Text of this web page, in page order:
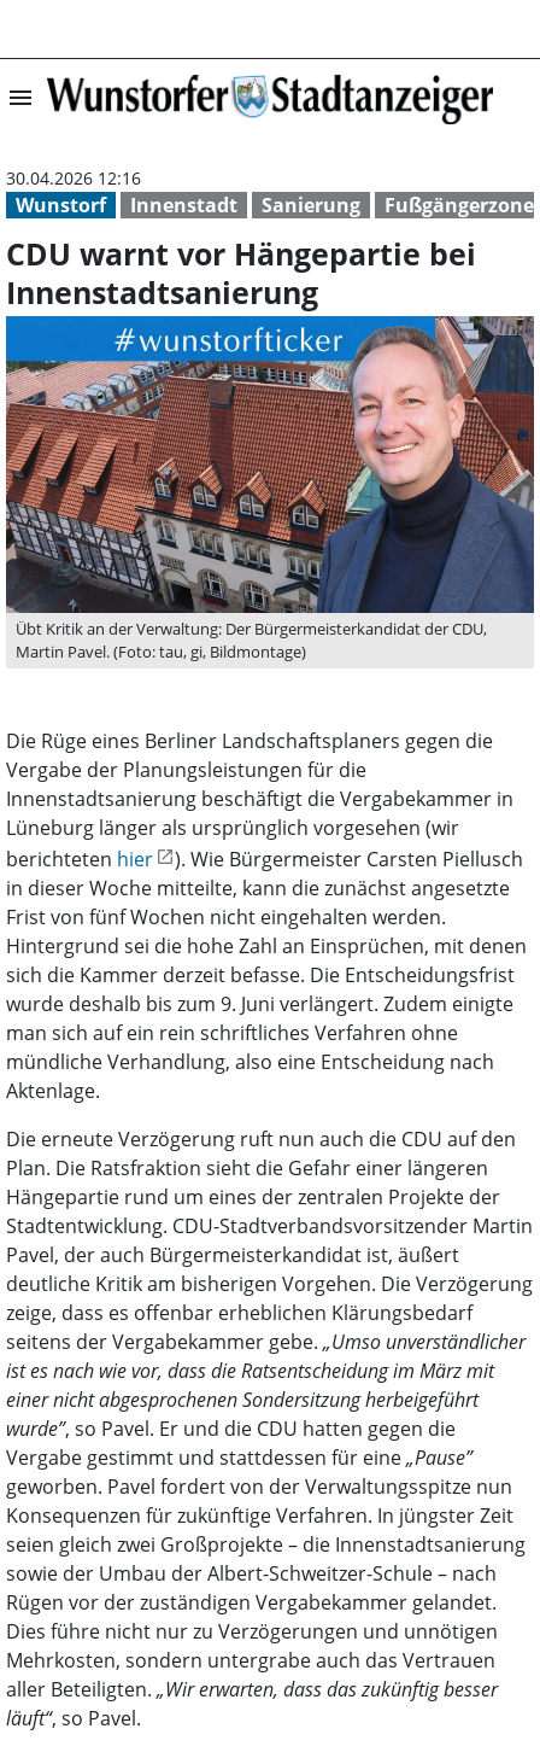
menu CDU warnt vor
Wunstorf Innenstadt Sanierung Fußgängerzone
30.04.2026 12:16
CDU warnt vor Hängepartie bei
Innenstadtsanierung
Übt Kritik an der Verwaltung: Der Bürgermeisterkandidat der CDU,
Martin Pavel. (Foto: tau, gi, Bildmontage)
Die Rüge eines Berliner Landschaftsplaners gegen die
Vergabe der Planungsleistungen für die
Innenstadtsanierung beschäftigt die Vergabekammer in
Lüneburg länger als ursprünglich vorgesehen (wir
berichteten hier
). Wie Bürgermeister Carsten Piellusch
in dieser Woche mitteilte, kann die zunächst angesetzte
Frist von fünf Wochen nicht eingehalten werden.
Hintergrund sei die hohe Zahl an Einsprüchen, mit denen
sich die Kammer derzeit befasse. Die Entscheidungsfrist
wurde deshalb bis zum 9. Juni verlängert. Zudem einigte
man sich auf ein rein schriftliches Verfahren ohne
mündliche Verhandlung, also eine Entscheidung nach
Aktenlage.
Die erneute Verzögerung ruft nun auch die CDU auf den
Plan. Die Ratsfraktion sieht die Gefahr einer längeren
Hängepartie rund um eines der zentralen Projekte der
Stadtentwicklung. CDU-Stadtverbandsvorsitzender Martin
Pavel, der auch Bürgermeisterkandidat ist, äußert
deutliche Kritik am bisherigen Vorgehen. Die Verzögerung
zeige, dass es offenbar erheblichen Klärungsbedarf
seitens der Vergabekammer gebe. „Umso unverständlicher
ist es nach wie vor, dass die Ratsentscheidung im März mit
einer nicht abgesprochenen Sondersitzung herbeigeführt
wurde”, so Pavel. Er und die CDU hatten gegen die
Vergabe gestimmt und stattdessen für eine„Pause”
geworben. Pavel fordert von der Verwaltungsspitze nun
Konsequenzen für zukünftige Verfahren. In jüngster Zeit
seien gleich zwei Großprojekte – die Innenstadtsanierung
sowie der Umbau der Albert-Schweitzer-Schule – nach
Rügen vor der zuständigen Vergabekammer gelandet.
Dies führe nicht nur zu Verzögerungen und unnötigen
Mehrkosten, sondern untergrabe auch das Vertrauen
aller Beteiligten. „Wir erwarten, dass das zukünftig besser
läuft“, so Pavel.